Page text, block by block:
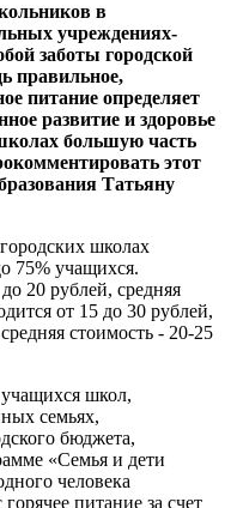
в
учреждениях-
заботы городской
правильное,
питание определяет
развитие и здоровье
большую часть
этот
Татьяну
школах
75% учащихся.
20 рублей, средняя
от 15 до 30 рублей,
стоимость - 20-25
школ,
семьях,
бюджета,
«Семья и дети
человека
питание за счет